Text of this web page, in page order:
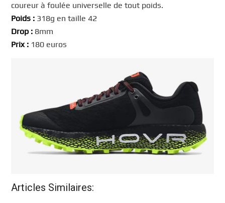
coureur à foulée universelle de tout poids.
Poids : 318g en taille 42
Drop : 8mm
Prix : 180 euros
Articles Similaires: